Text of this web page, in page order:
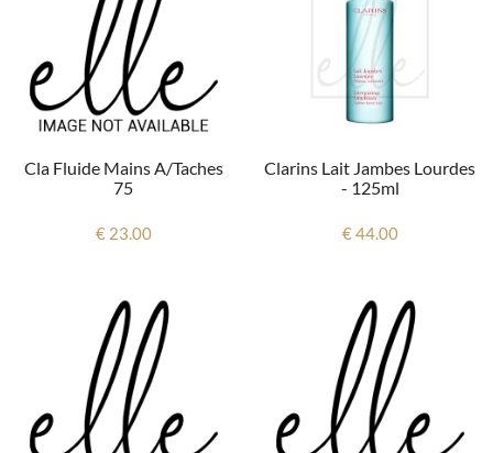
Cla Fluide Mains A/taches
75
€ 23.00
Clarins Lait Jambes Lourdes
- 125ml
€ 44.00